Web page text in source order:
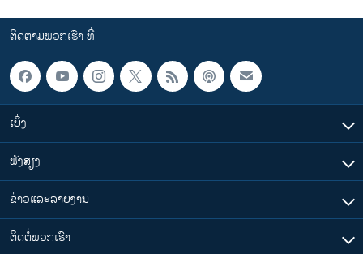
ຕິດຕາມພວກເຮົາ ທີ່
ເບິ່ງ
ຟັງສຽງ
ຂ່າວແລະລາຍງານ
ຕິດຕໍ່ພວກເຮົາ